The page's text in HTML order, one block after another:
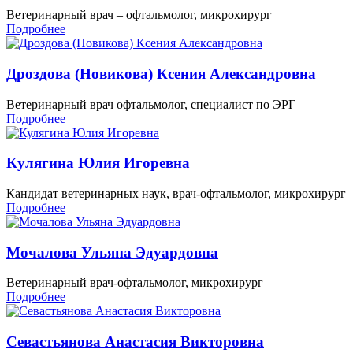
Ветеринарный врач – офтальмолог, микрохирург
Подробнее
Дроздова (Новикова) Ксения Александровна
Ветеринарный врач офтальмолог, специалист по ЭРГ
Подробнее
Кулягина Юлия Игоревна
Кандидат ветеринарных наук, врач-офтальмолог, микрохирург
Подробнее
Мочалова Ульяна Эдуардовна
Ветеринарный врач-офтальмолог, микрохирург
Подробнее
Севастьянова Анастасия Викторовна